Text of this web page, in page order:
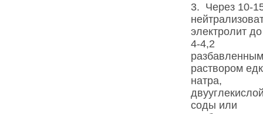
3. Через 10-
электролит
4-4,2
разбавленным
раствором
натра,
соды или